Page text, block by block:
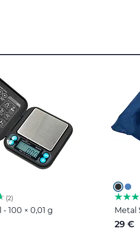
2
100 × 0,01 g Metal
29 €